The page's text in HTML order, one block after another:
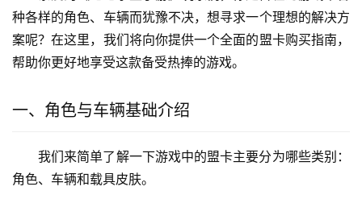
种各样的角色、车辆而犹豫不决，想寻求一个理想的解决方
案呢？在这里，我们将向你提供一个全面的盟卡购买指南，
帮助你更好地享受这款备受热捧的游戏。
一、角色与车辆基础介绍
我们来简单了解一下游戏中的盟卡主要分为哪些类别：
角色、车辆和载具皮肤。